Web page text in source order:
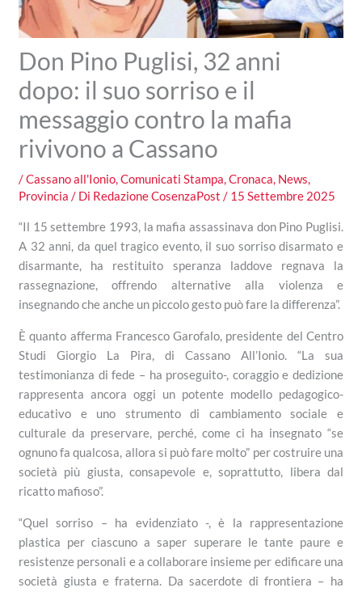
Don Pino Puglisi, 32 anni
dopo: il suo sorriso e il
messaggio contro la mafia
rivivono a Cassano
/Cassano all'Ionio,Comunicati Stampa,Cronaca, News,
Provincia / Di Redazione CosenzaPost/ 15 Settembre 2025
“Il 15 settembre 1993, la mafia assassinava don Pino Puglisi.
A 32 anni, da quel tragico evento, il suo sorriso disarmato e
disarmante, ha restituito speranza laddove regnava la
rassegnazione, offrendo alternative alla violenza e
insegnando che anche un piccolo gesto può fare la differenza”.
È quanto afferma Francesco Garofalo, presidente del Centro
Studi Giorgio La Pira, di Cassano All’Ionio. “La sua
testimonianza di fede – ha proseguito-, coraggio e dedizione
rappresenta ancora oggi un potente modello pedagogico-
educativo e uno strumento di cambiamento sociale e
culturale da preservare, perché, come ci ha insegnato “se
ognuno fa qualcosa, allora si può fare molto” per costruire una
società più giusta, consapevole e, soprattutto, libera dal
ricatto mafioso”.
“Quel sorriso – ha evidenziato -, è la rappresentazione
plastica per ciascuno a saper superare le tante paure e
resistenze personali e a collaborare insieme per edificare una
società giusta e fraterna. Da sacerdote di frontiera – ha